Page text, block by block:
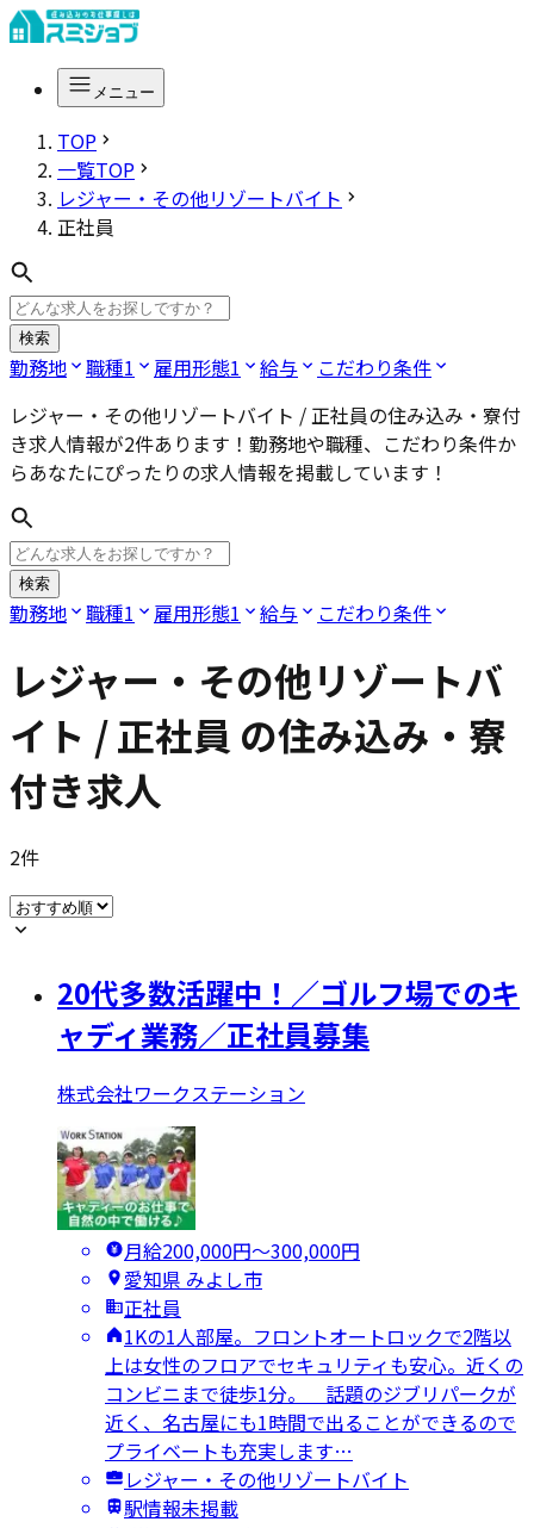
メニュー
TOP
一覧TOP
レジャー・その他リゾートバイト
正社員
検索
勤務地 職種1 雇用形態1 給与
こだわり条件
レジャー・その他リゾートバイト / 正社員の住み込み・寮付
き求人情報が2件あります！勤務地や職種、こだわり条件か
らあなたにぴったりの求人情報を掲載しています！
検索
勤務地 職種1 雇用形態1 給与 こだわり条件
レジャー・その他リゾートバ
イト / 正社員 の住み込み・寮
付き求人
2件
20代多数活躍中！／ゴルフ場でのキ
ャディ業務／正社員募集
株式会社ワークステーション
月給200,000円〜300,000円
愛知県 みよし市
正社員
1Kの1人部屋。フロントオートロックで2階以
上は女性のフロアでセキュリティも安心。近くの
コンビニまで徒歩1分。 話題のジブリパークが
近く、名古屋にも1時間で出ることができるので
プライベートも充実します…
レジャー・その他リゾートバイト
駅情報未掲載